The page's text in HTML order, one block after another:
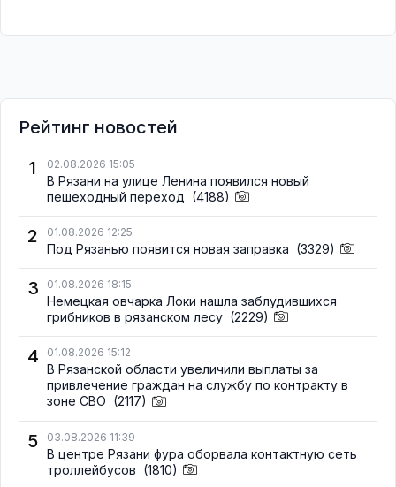
Рейтинг новостей
1
02.08.2026 15:05
В Рязани на улице Ленина появился новый
пешеходный переход (4188)
2 01.08.2026 12:25
Под Рязанью появится новая заправка (3329)
3 01.08.2026 18:15
Немецкая овчарка Локи нашла заблудившихся
грибников в рязанском лесу (2229)
4 01.08.2026 15:12
В Рязанской области увеличили выплаты за
привлечение граждан на службу по контракту в
зоне СВО (2117)
5 03.08.2026 11:39
В центре Рязани фура оборвала контактную сеть
троллейбусов (1810)